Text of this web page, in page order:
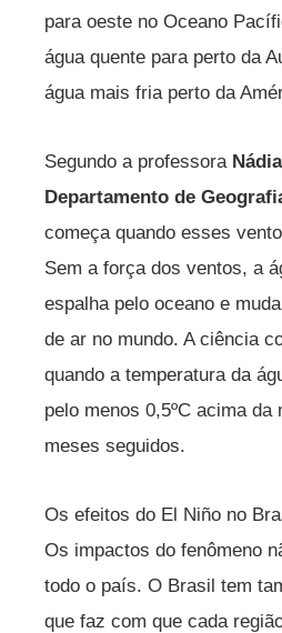
para oeste no Oceano
água quente para perto da
água mais fria perto da
Segundo a professora
Departamento de
começa quando esses
Sem a força dos ventos, a
espalha pelo oceano e
de ar no mundo. A ciência
quando a temperatura da
pelo menos 0,5ºC acima da
meses seguidos.
Os efeitos do El Niño no
Os impactos do fenômeno
todo o país. O Brasil tem
que faz com que cada